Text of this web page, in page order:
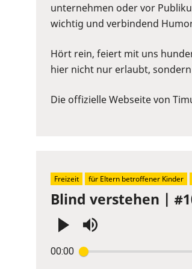
unternehmen oder vor
wichtig und verbindend
Hört rein, feiert mit uns
hier nicht nur erlaubt,
Die offizielle Webseite von
Blind verstehen |
00:00
Enter
Freizeit für Eltern betroffener Kinder